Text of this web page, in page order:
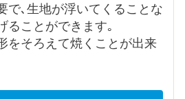
で､生地が浮いてくることな
ることができます｡
をそろえて焼くことが出来